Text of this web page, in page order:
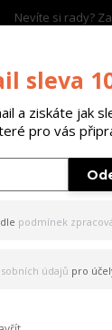
Nevíte si rady?
DÁRKOVÉ
black XL
sleva
a ziskáte jak
pro vás
podmínek
údajů pro